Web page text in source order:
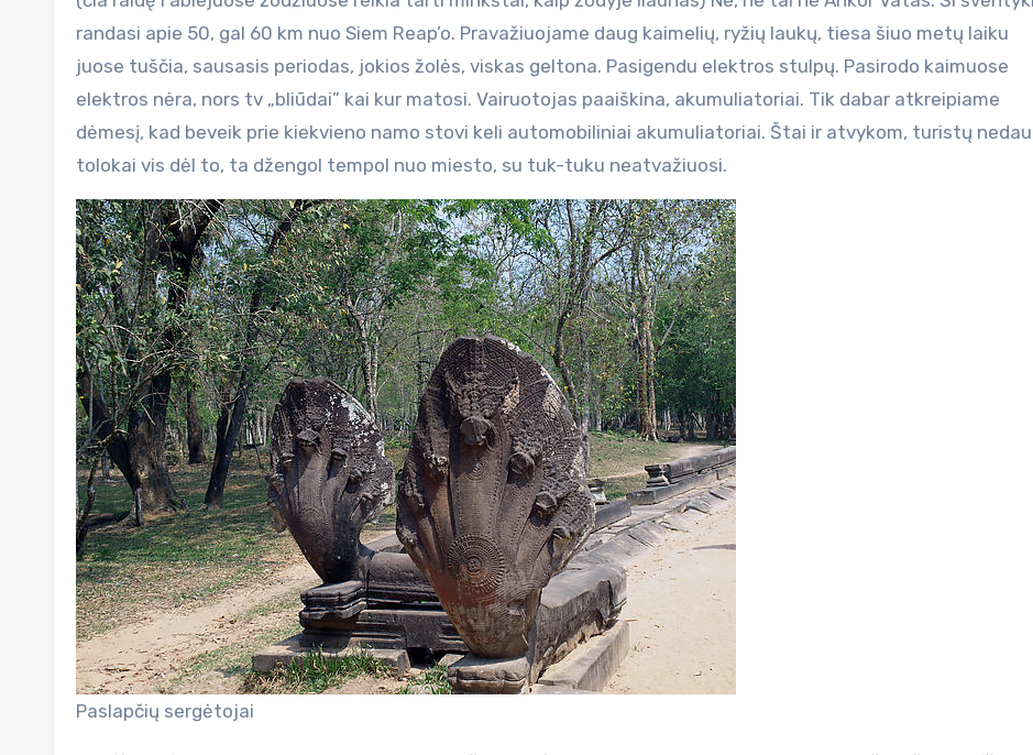
randasi apie 50, gal 60 km nuo Siem Reap’o. Pravažiuojame daug kaimelių, ryžių laukų, tiesa šiuo metų laiku
juose tuščia, sausasis periodas, jokios žolės, viskas geltona. Pasigendu elektros stulpų. Pasirodo kaimuose
elektros nėra, nors tv „bliūdai” kai kur matosi. Vairuotojas paaiškina, akumuliatoriai. Tik dabar atkreipiame
dėmesį, kad beveik prie kiekvieno namo stovi keli automobiliniai akumuliatoriai. Štai ir atvykom, turistų
tolokai vis dėl to, ta džengol tempol nuo miesto, su tuk-tuku neatvažiuosi.
Paslapčių sergėtojai